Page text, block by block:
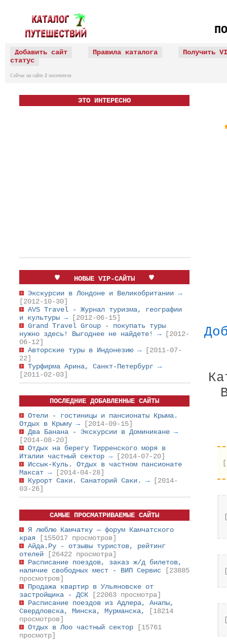
Добавить сайт Правила каталога
Получить
статус
Сейчас на сайте 2 посетителя
ЭТО ИНТЕРЕСНО
НОВЫЕ VIP-САЙТЫ
Экскурсии в Лондоне и Великобритании →
[2012-10-30]
AVS Travel - Журнал туризма, географии
и культуры →
[2012-06-15]
Grand Travel Group - покупать туры
нужно здесь! Выгоднее не найдете! →
[2012-
06-12]
Авторские туры в Индонезию →
[2011-07-
22]
Турфирма Арина, Санкт-Петербург →
[2011-02-03]
ПОСЛЕДНИЕ ДОБАВЛЕННЫЕ САЙТЫ
Отели - гостиницы и пансионаты Крыма.
Отдых в Крыму →
[2014-09-15]
Два Банана - Экскурсии в Доминикане →
[2014-08-20]
Отдых на берегу Тирренского моря в
Италии частный сектор →
[2014-07-20]
Иссык-Куль. Отдых в частном пансионате
Максат →
[2014-04-28]
Курорт Саки. Санаторий Саки. →
[2014-
03-26]
САМЫЕ ПРОСМАТРИВАЕМЫЕ САЙТЫ
Я люблю Камчатку — форум Камчатского
края
[155017 просмотров]
Айда.Ру - отзывы туристов, рейтинг
отелей
[26422 просмотра]
Расписание поездов, заказ ж/д билетов,
наличие свободных мест - ВИП Сервис
[23885
просмотров]
Продажа квартир в Ульяновске от
застройщика - ДСК
[22063 просмотра]
Расписание поездов из Адлера, Анапы,
Свердловска, Минска, Мурманска,
[18214
просмотров]
Отдых в Лоо частный сектор
[15761
просмотр]